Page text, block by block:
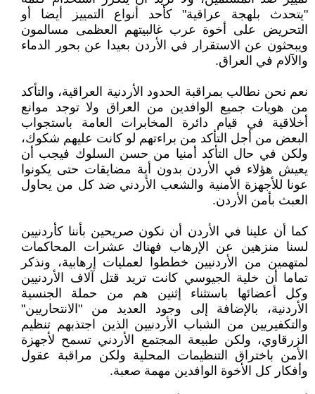
"يتحدث بلهجة عراقية" كأحد أنواع التمييز أيضا أو
التحريض على أخوة عرب غالبيتهم العظمى مسالمون
ويبحثون عن الاستقرار في الأردن بعيدا عن بحور الدماء
والآلام في العراق.
نعم نحن نطالب بمراقبة الحدود الأردنية العراقية، والتأكد
من هويات جميع الوافدين من العراق ولا توجد موانع
أخلاقية في قيام دائرة المخابرات العامة باستجواب
البعض من أجل التأكد من براءتهم لو كانت عليهم شكوك،
ولكن في حال التأكد أمنيا من حسن السلوك فيجب أن
يعيش هؤلاء في الأردن بدون أية مضايقات حتى يكونوا
عونا للأجهزة الأمنية والشعب الأردني ضد كل من يحاول
العبث بأمن الأردن.
كما أن علينا في الأردن أن نكون صريحين بأننا كأردنيين
لسنا منزهين عن الإرهاب فهناك عشرات المحاكمات
لمتهمين من الأردنيين خططوا لعمليات إرهابية، ونذكر
تماما أن خلية الجيوسي كانت تريد قتل آلاف الأردنيين
وكل أعضائها باستثناء إثنين هم من حملة الجنسية
الأردنية، بالإضافة إلى وجود العديد من "الانتحاريين"
والتكفيريين من الشباب الأردنيين الذين اجتذبهم تنظيم
الزرقاوي، ولكن طبيعة المجتمع الأردني تسمح لأجهزة
الأمن باختراق التنظيمات المحلية ولكن مراقبة عقول
وأفكار كل الأخوة الوافدين مهمة صعبة.